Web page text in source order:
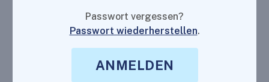
Passwort vergessen?
Passwort wiederherstellen.
ANMELDEN